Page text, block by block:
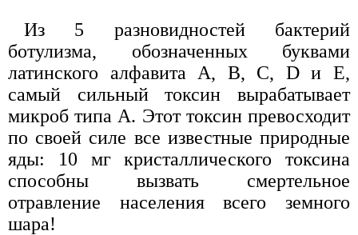
Из 5 разновидностей бактерий
ботулизма, обозначенных буквами
латинского алфавита А, В, С, D и Е,
самый сильный токсин вырабатывает
микроб типа А. Этот токсин превосходит
по своей силе все известные природные
яды: 10 мг кристаллического токсина
способны вызвать смертельное
отравление населения всего земного
шара!